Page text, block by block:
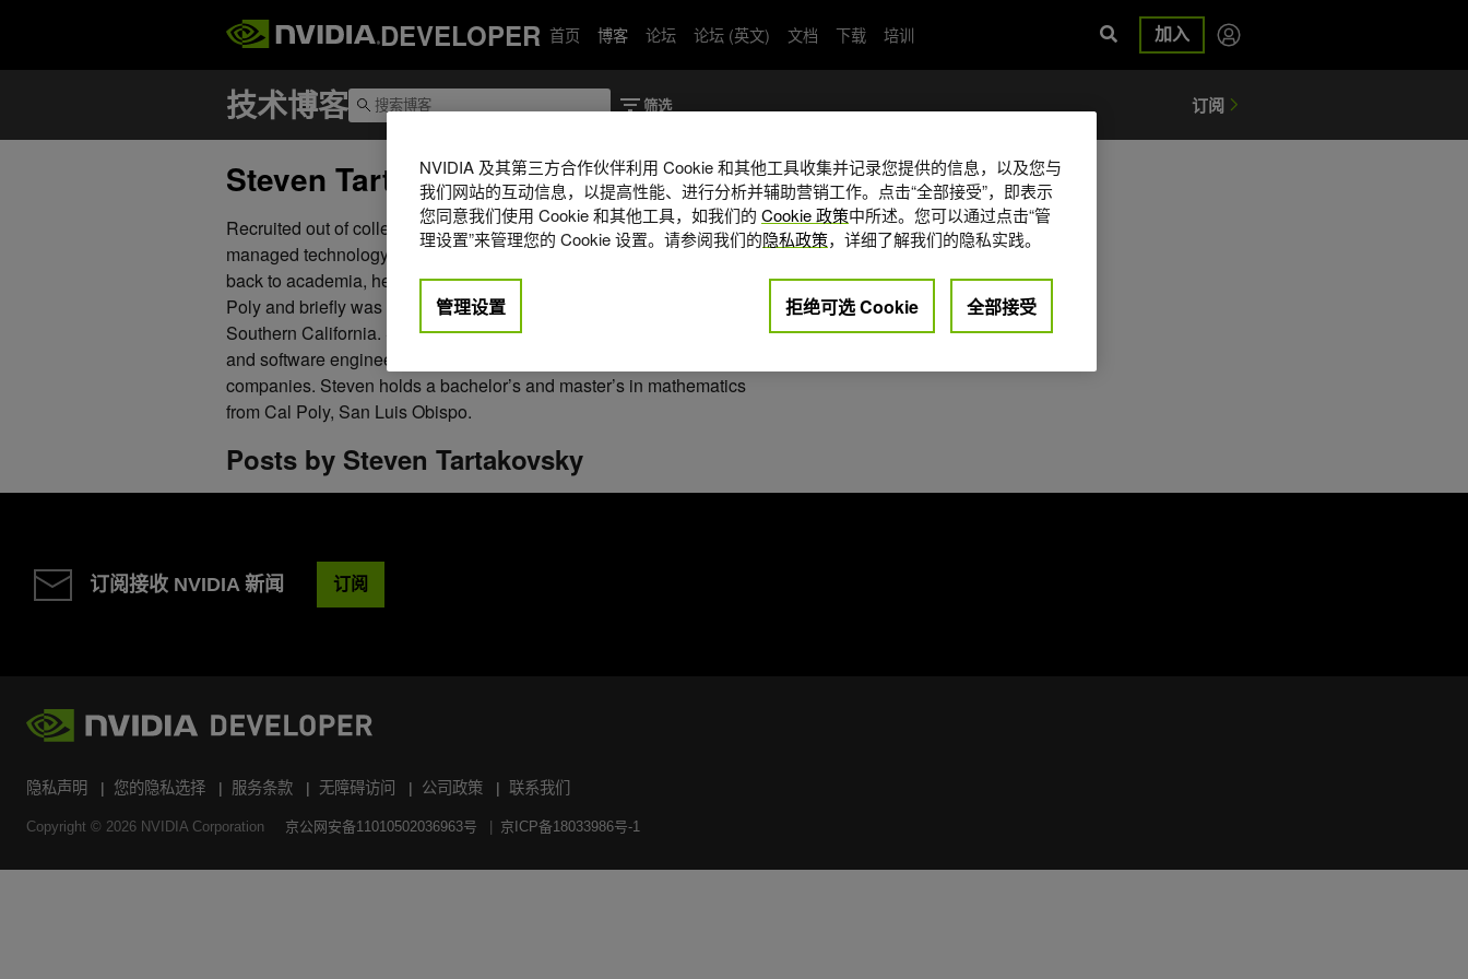
DEVELOPER 首页 博客 论坛 论坛 (英文) 文档 下载 培训 加入
Steven Tartakovsky
Recruited out of college by Deloitte Consulting, Steven worked on and
managed technology projects across a variety of industries. Transferring
back to academia, he pursued graduate mathematics research at Cal
Poly and briefly was a PhD student in Applied Math at University of
Southern California. Since then, Steven has worked as a data scientist
and software engineer for consumer and enterprise technology
companies. Steven holds a bachelor’s and master’s in mathematics
from Cal Poly, San Luis Obispo.
Posts by Steven Tartakovsky
订阅接收 NVIDIA 新闻 订阅
隐私声明 您的隐私选择 服务条款 无障碍访问 公司政策 联系我们
Copyright © 2026 NVIDIA Corporation 京公网安备11010502036963号 京ICP备18033986号-1
NVIDIA 及其第三方合作伙伴利用 Cookie 和其他工具收集并记录您提供的信息，以及您与
我们网站的互动信息，以提高性能、进行分析并辅助营销工作。点击“全部接受”，即表示
您同意我们使用 Cookie 和其他工具，如我们的 Cookie 政策中所述。您可以通过点击“管
理设置”来管理您的 Cookie 设置。请参阅我们的隐私政策，详细了解我们的隐私实践。
管理设置 拒绝可选 Cookie 全部接受